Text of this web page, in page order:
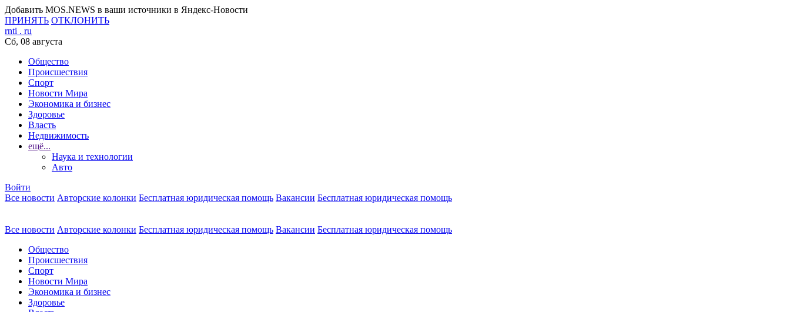
Добавить MOS.NEWS в ваши источники в Яндекс-Новости
ПРИНЯТЬ ОТКЛОНИТЬ
rnti . ru
Сб, 08 августа
Общество
Происшествия
Спорт
Новости Мира
Экономика и бизнес
Здоровье
Власть
Недвижимость
ещё...
Наука и технологии
Авто
Войти
Все новости Авторские колонки Бесплатная юридическая помощь Вакансии Бесплатная юридическая помощь
Все новости Авторские колонки Бесплатная юридическая помощь Вакансии Бесплатная юридическая помощь
Общество
Происшествия
Спорт
Новости Мира
Экономика и бизнес
Здоровье